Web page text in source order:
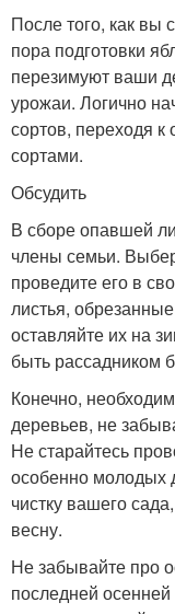
После того, как вы
пора подготовки
перезимуют ваши
урожаи. Логично
сортов, переходя
сортами.
Обсудить
В сборе опавшей
члены семьи.
проведите его в
листья,
оставляйте их на
быть рассадником
Конечно,
деревьев, не
Не старайтесь
особенно молодых
чистку вашего
весну.
Не забывайте про
последней